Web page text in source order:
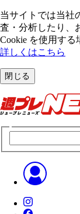
当サイトでは当社
査・分析したり、
Cookie を使⽤する
詳しくはこちら
閉じる